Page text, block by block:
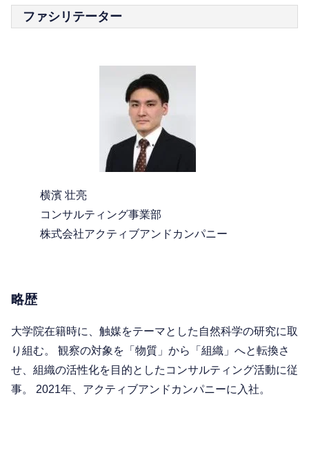
ファシリテーター
横濱 壮亮
コンサルティング事業部
株式会社アクティブアンドカンパニー
略歴
大学院在籍時に、触媒をテーマとした自然科学の研究に取
り組む。 観察の対象を「物質」から「組織」へと転換さ
せ、組織の活性化を目的としたコンサルティング活動に従
事。 2021年、アクティブアンドカンパニーに入社。